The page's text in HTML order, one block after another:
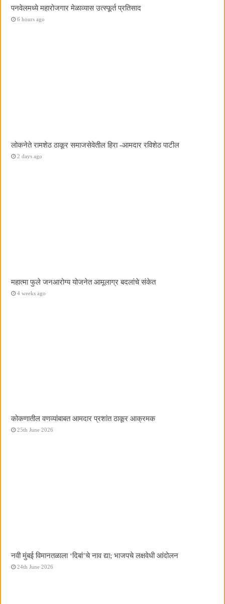
पनवेलमध्ये महारोजगार मेळाव्यास उत्स्फूर्त प्रतिसाद
6 hours ago
लोकनेते रामशेठ ठाकूर समाजसेवेतील हिरा -आमदार रविशेठ पाटील
2 days ago
महात्मा फुले जनआरोग्य योजनेत आमूलाग्र बदलांचे संकेत
4 weeks ago
कोकणातील वणव्यांबाबत आमदार प्रशांत ठाकूर आक्रमक
25th June 2026
नवी मुंबई विमानतळाला ‌‘दिबां‌’चे नाव द्या; भाजपचे लक्षवेधी आंदोलन
24th June 2026